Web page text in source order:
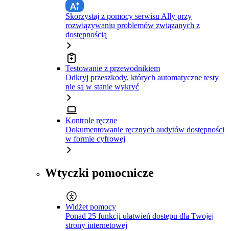
Skorzystaj z pomocy serwisu Ally przy
rozwiązywaniu problemów związanych z
dostępnością
Testowanie z przewodnikiem
Odkryj przeszkody, których automatyczne testy
nie są w stanie wykryć
Kontrole ręczne
Dokumentowanie ręcznych audytów dostępności
w formie cyfrowej
Wtyczki pomocnicze
Widżet pomocy
Ponad 25 funkcji ułatwień dostępu dla Twojej
strony internetowej